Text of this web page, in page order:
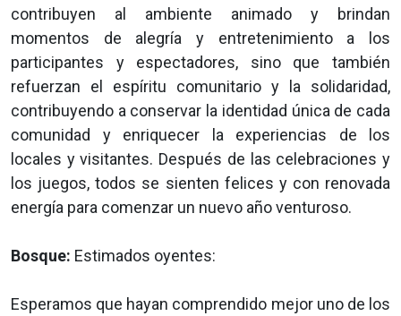
contribuyen al ambiente animado y brindan
momentos de alegría y entretenimiento a los
participantes y espectadores, sino que también
refuerzan el espíritu comunitario y la solidaridad,
contribuyendo a conservar la identidad única de cada
comunidad y enriquecer la experiencias de los
locales y visitantes. Después de las celebraciones y
los juegos, todos se sienten felices y con renovada
energía para comenzar un nuevo año venturoso.
Bosque: Estimados oyentes:
Esperamos que hayan comprendido mejor uno de los